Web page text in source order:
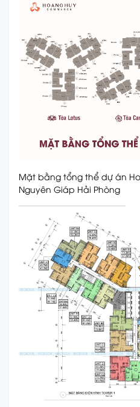
Mặt bằng tổng thể dự án
Nguyên Giáp Hải Phòng